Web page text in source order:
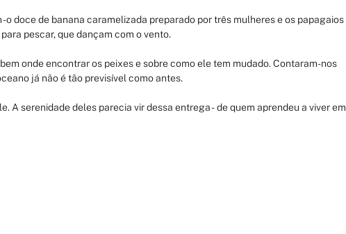
o doce de banana caramelizada preparado por três mulheres e os papagaios
pescar, que dançam com o vento.
onde encontrar os peixes e sobre como ele tem mudado. Contaram-nos
já não é tão previsível como antes.
A serenidade deles parecia vir dessa entrega -  de quem aprendeu a viver em